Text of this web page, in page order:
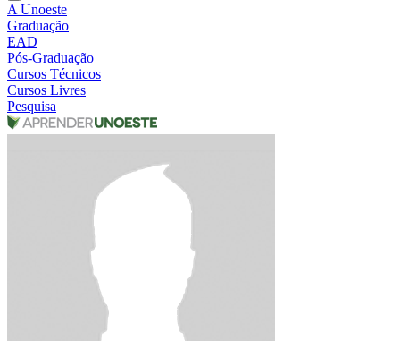
A Unoeste
Graduação
EAD
Pós-Graduação
Cursos Técnicos
Cursos Livres
Pesquisa